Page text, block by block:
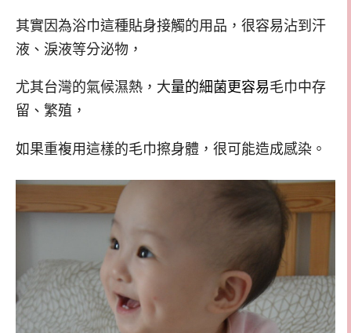
其實因為浴巾這種貼身接觸的用品，很容易沾到汗
液、淚液等分泌物，
尤其台灣的氣候濕熱，大量的細菌更容易毛巾中存
留、繁殖，
如果重複用這樣的毛巾擦身體，很可能造成感染。